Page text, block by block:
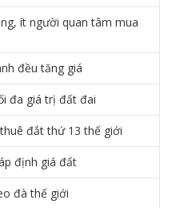
ít người quan tâm mua
đều tăng giá
đa giá trị đất đai
đắt thứ 13 thế giới
định giá đất
đà thế giới